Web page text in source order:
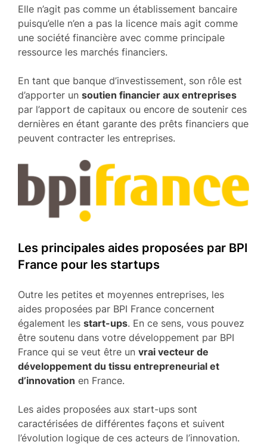
Elle n’agit pas comme un établissement bancaire
puisqu’elle n’en a pas la licence mais agit comme
une société financière avec comme principale
ressource les marchés financiers.
En tant que banque d’investissement, son rôle est
d’apporter un soutien financier aux entreprises
par l’apport de capitaux ou encore de soutenir ces
dernières en étant garante des prêts financiers que
peuvent contracter les entreprises.
Les principales aides proposées par BPI
France pour les startups
Outre les petites et moyennes entreprises, les
aides proposées par BPI France concernent
également les start-ups. En ce sens, vous pouvez
être soutenu dans votre développement par BPI
France qui se veut être un vrai vecteur de
développement du tissu entrepreneurial et
d’innovation en France.
Les aides proposées aux start-ups sont
caractérisées de différentes façons et suivent
l’évolution logique de ces acteurs de l’innovation.